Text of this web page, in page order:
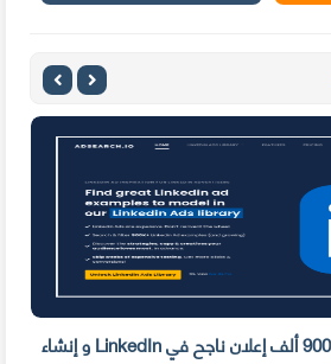
أداة للوصول إلى أكثر من 900 ألف إعلان ناجح في LinkedIn و إنشاء